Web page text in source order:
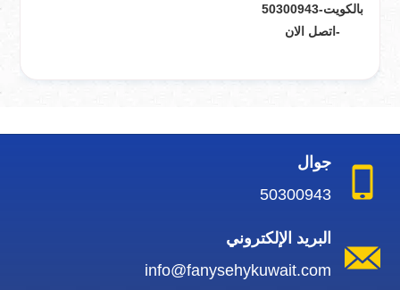
بالكويت-50300943
-اتصل الان
جوال
50300943
البريد الإلكتروني
info@fanysehykuwait.com